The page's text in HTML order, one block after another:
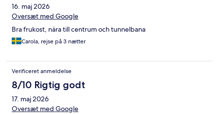
16. maj 2026
Oversæt med Google
Bra frukost, nära till centrum och tunnelbana
Carola, rejse på 3 nætter
Verificeret anmeldelse
8/10 Rigtig godt
17. maj 2026
Oversæt med Google